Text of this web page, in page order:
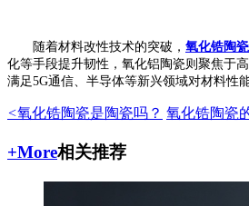
随着材料改性技术的突破， 氧化锆陶瓷
化等手段提升韧性，氧化铝陶瓷则聚焦于
满足5G通信、半导体等新兴领域对材料性
<氧化锆陶瓷是陶瓷吗？ 氧化锆陶瓷
+More相关推荐